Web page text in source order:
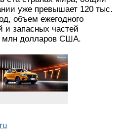
уже превышает 120 тыс.
объем ежегодного
и запасных частей
млн долларов США.